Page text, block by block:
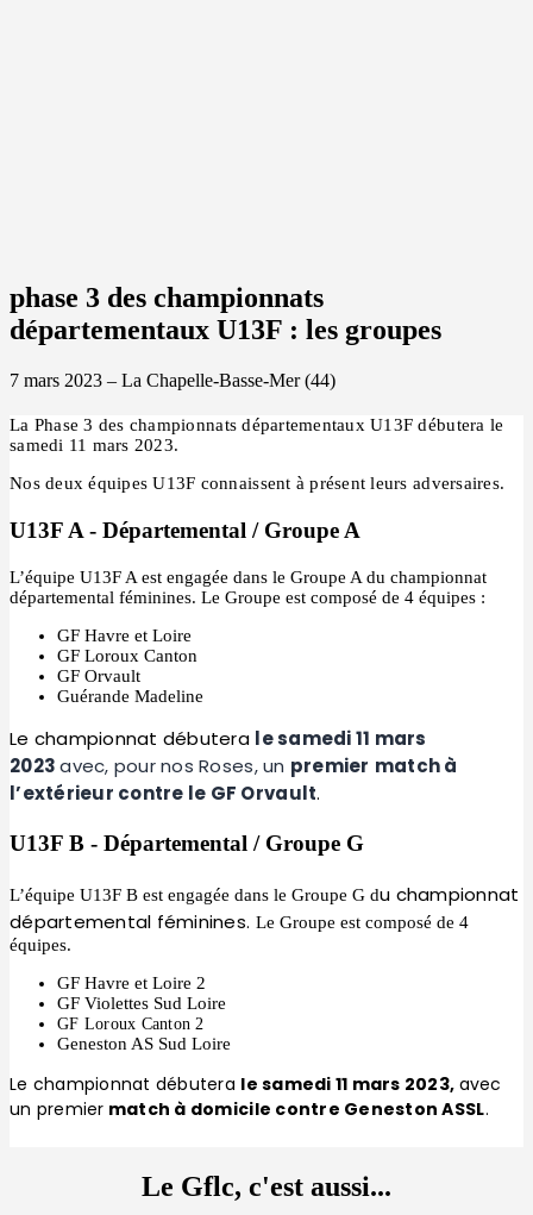
phase 3 des championnats
départementaux U13F : les groupes
7 mars 2023 – La Chapelle-Basse-Mer (44)
La Phase 3 des championnats départementaux U13F débutera le
samedi 11 mars 2023.
Nos deux équipes U13F connaissent à présent leurs adversaires.
U13F A - Départemental / Groupe A
L’équipe U13F A est engagée dans le Groupe A du championnat
départemental féminines. Le Groupe est composé de 4 équipes :
GF Havre et Loire
GF Loroux Canton
GF Orvault
Guérande Madeline
Le championnat débutera le samedi 11 mars
2023avec, pour nos Roses, un premier match à
l’extérieur contre le GF Orvault.
U13F B - Départemental / Groupe G
L’équipe U13F B est engagée dans le Groupe G du championnat
départemental féminines. Le Groupe est composé de 4
équipes.
GF Havre et Loire 2
GF Violettes Sud Loire
GF Loroux Canton 2
Geneston AS Sud Loire
Le championnat débutera le samedi 11 mars 2023, avec
un premier match à domicile contre Geneston ASSL.
Le Gflc, c'est aussi...